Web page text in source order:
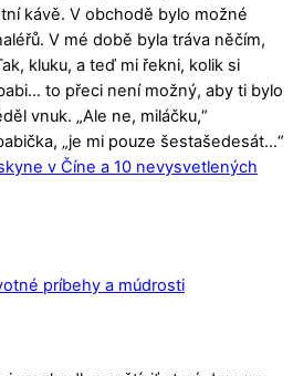
kávě. V obchodě bylo možné
V mé době byla tráva něčím,
kluku, a teď mi řekni, kolik si
to přeci není možný, aby ti bylo
vnuk. „Ale ne, miláčku,“
„je mi pouze šestašedesát…“
v Číne a 10 nevysvetlených
príbehy a múdrosti